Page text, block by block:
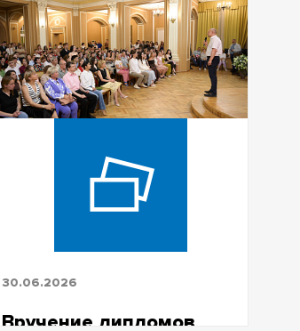
ЗО 2026
30.06.2026
Вручение дипломов